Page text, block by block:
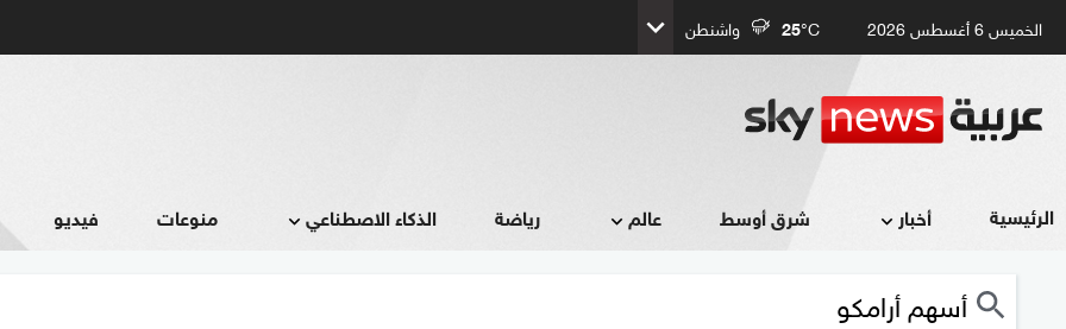
الخميس 6 أغسطس 2026 25°C واشنطن
الرئيسية أخبار شرق أوسط عالم رياضة الذكاء الاصطناعي منوعات فيديو